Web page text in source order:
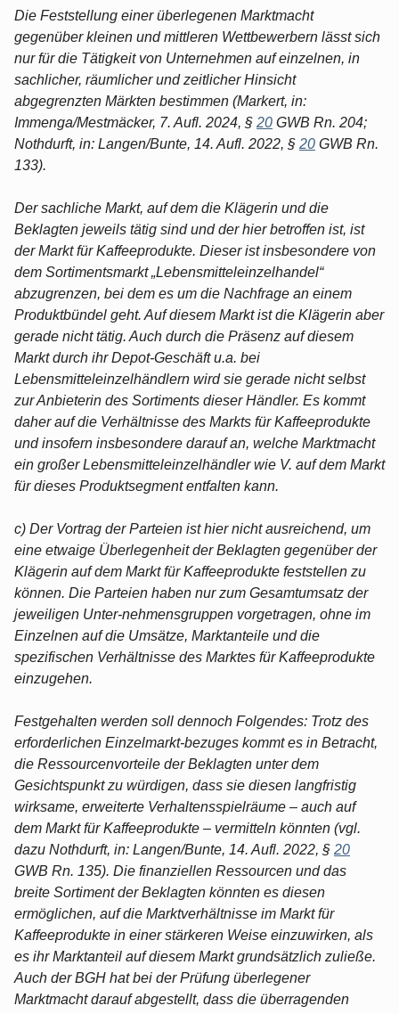
Die Feststellung einer überlegenen Marktmacht
gegenüber kleinen und mittleren Wettbewerbern lässt sich
nur für die Tätigkeit von Unternehmen auf einzelnen, in
sachlicher, räumlicher und zeitlicher Hinsicht
abgegrenzten Märkten bestimmen (Markert, in:
Immenga/Mestmäcker, 7. Aufl. 2024, § 20 GWB Rn. 204;
Nothdurft, in: Langen/Bunte, 14. Aufl. 2022, § 20 GWB Rn.
133).
Der sachliche Markt, auf dem die Klägerin und die
Beklagten jeweils tätig sind und der hier betroffen ist, ist
der Markt für Kaffeeprodukte. Dieser ist insbesondere von
dem Sortimentsmarkt „Lebensmitteleinzelhandel“
abzugrenzen, bei dem es um die Nachfrage an einem
Produktbündel geht. Auf diesem Markt ist die Klägerin aber
gerade nicht tätig. Auch durch die Präsenz auf diesem
Markt durch ihr Depot-Geschäft u.a. bei
Lebensmitteleinzelhändlern wird sie gerade nicht selbst
zur Anbieterin des Sortiments dieser Händler. Es kommt
daher auf die Verhältnisse des Markts für Kaffeeprodukte
und insofern insbesondere darauf an, welche Marktmacht
ein großer Lebensmitteleinzelhändler wie V. auf dem Markt
für dieses Produktsegment entfalten kann.
c) Der Vortrag der Parteien ist hier nicht ausreichend, um
eine etwaige Überlegenheit der Beklagten gegenüber der
Klägerin auf dem Markt für Kaffeeprodukte feststellen zu
können. Die Parteien haben nur zum Gesamtumsatz der
jeweiligen Unter-nehmensgruppen vorgetragen, ohne im
Einzelnen auf die Umsätze, Marktanteile und die
spezifischen Verhältnisse des Marktes für Kaffeeprodukte
einzugehen.
Festgehalten werden soll dennoch Folgendes: Trotz des
erforderlichen Einzelmarkt-bezuges kommt es in Betracht,
die Ressourcenvorteile der Beklagten unter dem
Gesichtspunkt zu würdigen, dass sie diesen langfristig
wirksame, erweiterte Verhaltensspielräume – auch auf
dem Markt für Kaffeeprodukte – vermitteln könnten (vgl.
dazu Nothdurft, in: Langen/Bunte, 14. Aufl. 2022, § 20
GWB Rn. 135). Die finanziellen Ressourcen und das
breite Sortiment der Beklagten könnten es diesen
ermöglichen, auf die Marktverhältnisse im Markt für
Kaffeeprodukte in einer stärkeren Weise einzuwirken, als
es ihr Marktanteil auf diesem Markt grundsätzlich zuließe.
Auch der BGH hat bei der Prüfung überlegener
Marktmacht darauf abgestellt, dass die überragenden